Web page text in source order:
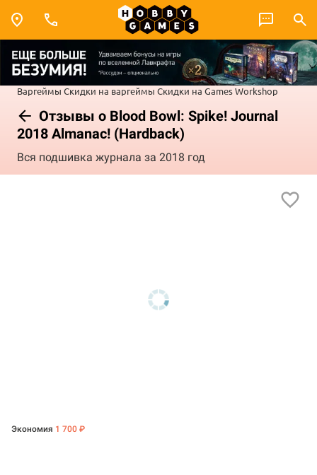
Варгеймы Скидки на варгеймы Скидки на Games Workshop
Отзывы о Blood Bowl: Spike! Journal
2018 Almanac! (Hardback)
Вся подшивка журнала за 2018 год
Экономия 1 700 ₽